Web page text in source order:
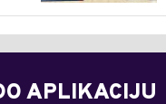
APLIKACIJU